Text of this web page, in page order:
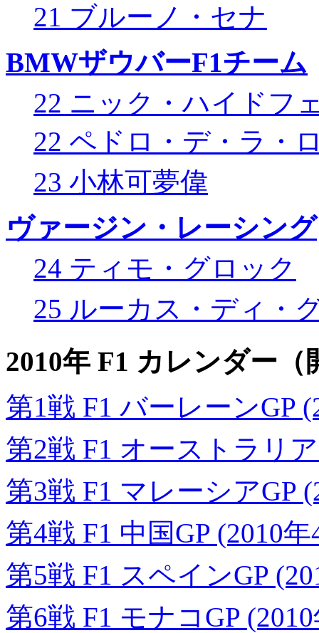
21 ブルーノ・セナ
BMWザウバーF1チーム
22 ニック・ハイドフ
22 ペドロ・デ・ラ・
23 小林可夢偉
ヴァージン・レーシング
24 ティモ・グロック
25 ルーカス・ディ・
2010年 F1 カレンダー
第1戦 F1 バーレーンGP
第2戦 F1 オーストラリ
第3戦 F1 マレーシアGP
第4戦 F1 中国GP (2010
第5戦 F1 スペインGP
第6戦 F1 モナコGP